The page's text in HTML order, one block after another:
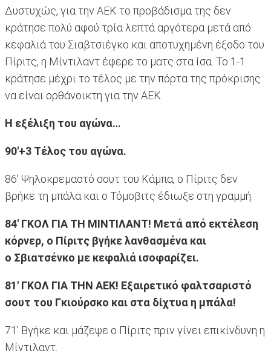
Δυστυχώς, για την ΑΕΚ το προβάδισμα της δεν
κράτησε πολύ αφού τρία λεπτά αργότερα μετά από
κεφαλιά του Σιαβτσιέγκο και αποτυχημένη έξοδο του
Πίριτς, η Μίντιλαντ έφερε το ματς στα ίσα. Το 1-1
κράτησε μέχρι το τέλος με την πόρτα της πρόκρισης
να είναι ορθάνοικτη για την ΑΕΚ.
Η εξέλιξη του αγώνα…
90'+3 Τέλος του αγώνα.
86' Ψηλοκρεμαστό σουτ του Κάμπα, ο Πίριτς δεν
βρήκε τη μπάλα και ο Τόμοβιτς έδιωξε στη γραμμή.
84' ΓΚΟΛ ΓΙΑ ΤΗ ΜΙΝΤΙΛΑΝΤ! Μετά από εκτέλεση
κόρνερ, ο Πίριτς βγήκε λανθασμένα και
ο Σβιατσένκο με κεφαλιά ισοφαρίζει.
81' ΓΚΟΛ ΓΙΑ ΤΗΝ ΑΕΚ! Εξαιρετικό φαλτσαριστό
σουτ του Γκιούρσκο και στα δίχτυα η μπάλα!
71' Βγήκε και μάζεψε ο Πίριτς πριν γίνει επικίνδυνη η
Μίντιλαντ.